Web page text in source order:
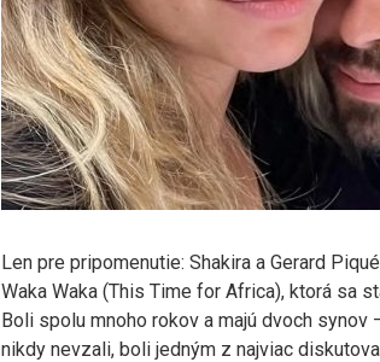
Len pre pripomenutie: Shakira a Gerard
Waka Waka (This Time for Africa), ktorá sa
Boli spolu mnoho rokov a majú dvoch
nikdy nevzali, boli jedným z najviac